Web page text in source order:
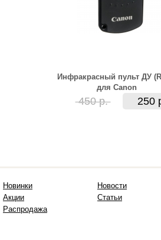
Инфракрасный пульт ДУ
для Canon
450 р. 250
Новинки
Акции
Распродажа
Новости
Статьи